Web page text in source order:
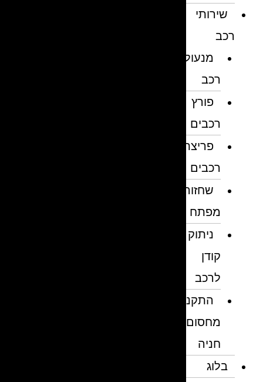
שירותי
מנעולן
פורץ
רכבים
פריצת
רכבים
שחזור
מפתח
ניתוק
לרכב
התקנת
מחסום
חניה
בלוג